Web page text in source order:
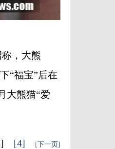
，大熊
“福宝”后在
大熊猫“爱
[4] [下一页]